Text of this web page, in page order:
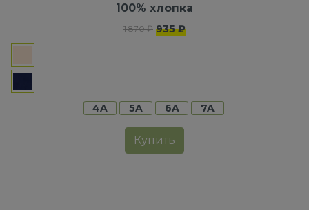
100% хлопка
1 870 ₽ 935 ₽
4A 5A 6A 7A
Купить